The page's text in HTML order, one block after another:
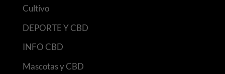
Cultivo
DEPORTE Y CBD
INFO CBD
Mascotas y CBD